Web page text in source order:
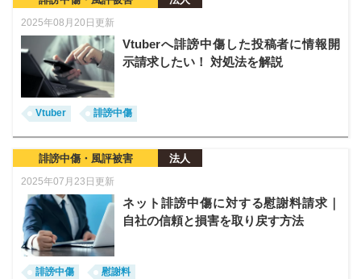
2025年08月20日更新
Vtuberへ誹謗中傷した投稿者に情報開
示請求したい！ 対処法を解説
Vtuber 誹謗中傷
誹謗中傷・風評被害 法人
2025年07月23日更新
ネット誹謗中傷に対する慰謝料請求｜
自社の信頼と損害を取り戻す方法
誹謗中傷 慰謝料